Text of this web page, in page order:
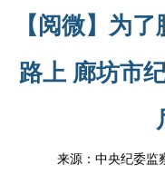
【阅微】为
路上 廊坊市
来源：中央纪委监